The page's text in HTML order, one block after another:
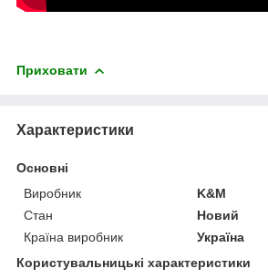
Приховати
Характеристики
Основні
Виробник
K&M
Стан
Новий
Країна виробник
Україна
Користувальницькі характеристики